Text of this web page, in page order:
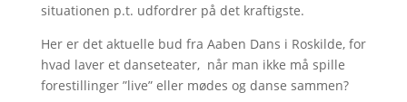
situationen p.t. udfordrer på det kraftigste.
Her er det aktuelle bud fra Aaben Dans i Roskilde, for
hvad laver et danseteater, når man ikke må spille
forestillinger ”live” eller mødes og danse sammen?